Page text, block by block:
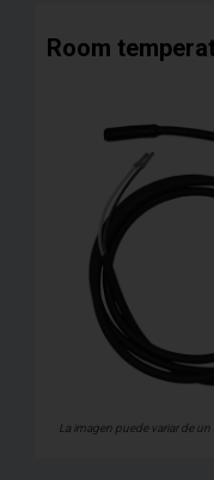
Room
La imagen puede variar de